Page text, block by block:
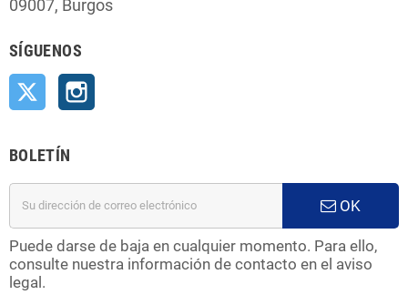
09007, Burgos
SÍGUENOS
Twitter
BOLETÍN
OK
Puede darse de baja en cualquier momento. Para ello,
consulte nuestra información de contacto en el aviso
legal.